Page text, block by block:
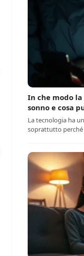
In che modo
sonno e cosa
La tecnologia ha
soprattutto